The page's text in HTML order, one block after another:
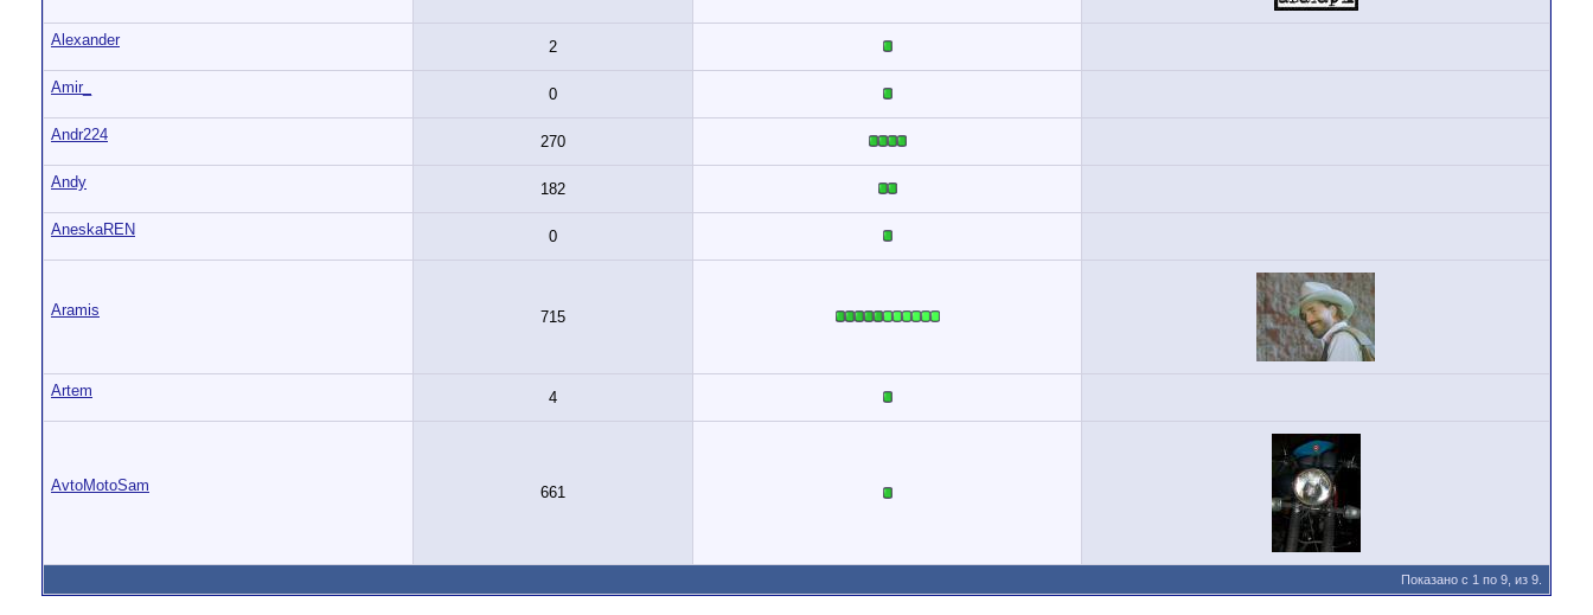
Alexander 2
Amir_ 0
Andr224 270
Andy 182
AneskaREN 0
Aramis 715
Artem 4
AvtoMotoSam 661
Показано с 1 по 9, из 9.